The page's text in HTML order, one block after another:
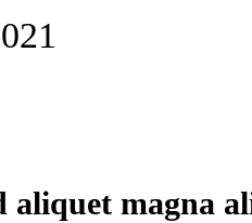
magna